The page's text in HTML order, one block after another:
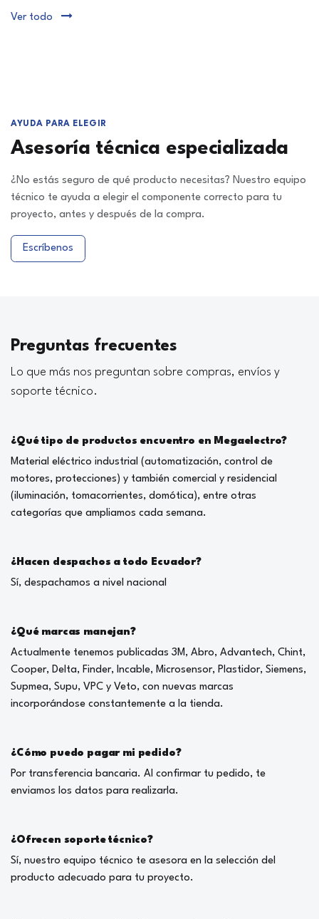
Ver todo
AYUDA PARA ELEGIR
Asesoría técnica especializada
¿No estás seguro de qué producto necesitas? Nuestro equipo
técnico te ayuda a elegir el componente correcto para tu
proyecto, antes y después de la compra.
Escríbenos
Preguntas frecuentes
Lo que más nos preguntan sobre compras, envíos y
soporte técnico.
¿Qué tipo de productos encuentro en Megaelectro?
Material eléctrico industrial (automatización, control de
motores, protecciones) y también comercial y residencial
(iluminación, tomacorrientes, domótica), entre otras
categorías que ampliamos cada semana.
¿Hacen despachos a todo Ecuador?
Sí, despachamos a nivel nacional
¿Qué marcas manejan?
Actualmente tenemos publicadas 3M, Abro, Advantech, Chint,
Cooper, Delta, Finder, Incable, Microsensor, Plastidor, Siemens,
Supmea, Supu, VPC y Veto, con nuevas marcas
incorporándose constantemente a la tienda.
¿Cómo puedo pagar mi pedido?
Por transferencia bancaria. Al confirmar tu pedido, te
enviamos los datos para realizarla.
¿Ofrecen soporte técnico?
Sí, nuestro equipo técnico te asesora en la selección del
producto adecuado para tu proyecto.